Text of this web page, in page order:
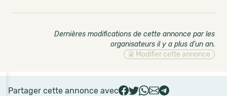
Dernières modifications de cette annonce par les
organisateurs il y a plus d'un an.
Modifier cette annonce
Partager cette annonce avec